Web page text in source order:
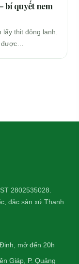
bí quyết nem
thịt đông lạnh.
2802535028.
đặc sản xứ Thanh.
mở đến 20h
Giáp, P. Quảng